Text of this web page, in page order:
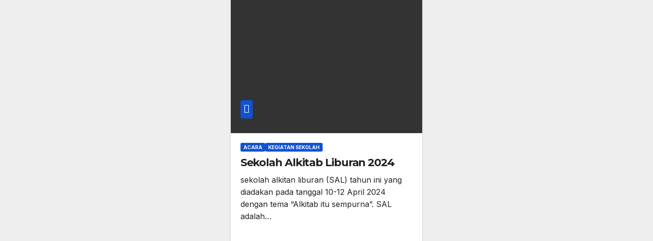
ACARA KEGIATAN SEKOLAH
Sekolah Alkitab Liburan 2024
sekolah alkitan liburan (SAL) tahun ini yang
diadakan pada tanggal 10-12 April 2024
dengan tema “Alkitab itu sempurna”. SAL
adalah…